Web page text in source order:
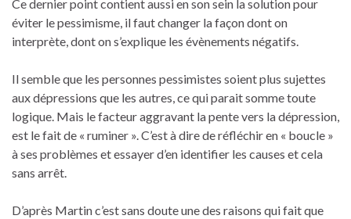
Ce dernier point contient aussi en son sein la solution pour
éviter le pessimisme, il faut changer la façon dont on
interprète, dont on s’explique les évènements négatifs.
Il semble que les personnes pessimistes soient plus sujettes
aux dépressions que les autres, ce qui parait somme toute
logique. Mais le facteur aggravant la pente vers la dépression,
est le fait de « ruminer ». C’est à dire de réfléchir en « boucle »
à ses problèmes et essayer d’en identifier les causes et cela
sans arrêt.
D’après Martin c’est sans doute une des raisons qui fait que